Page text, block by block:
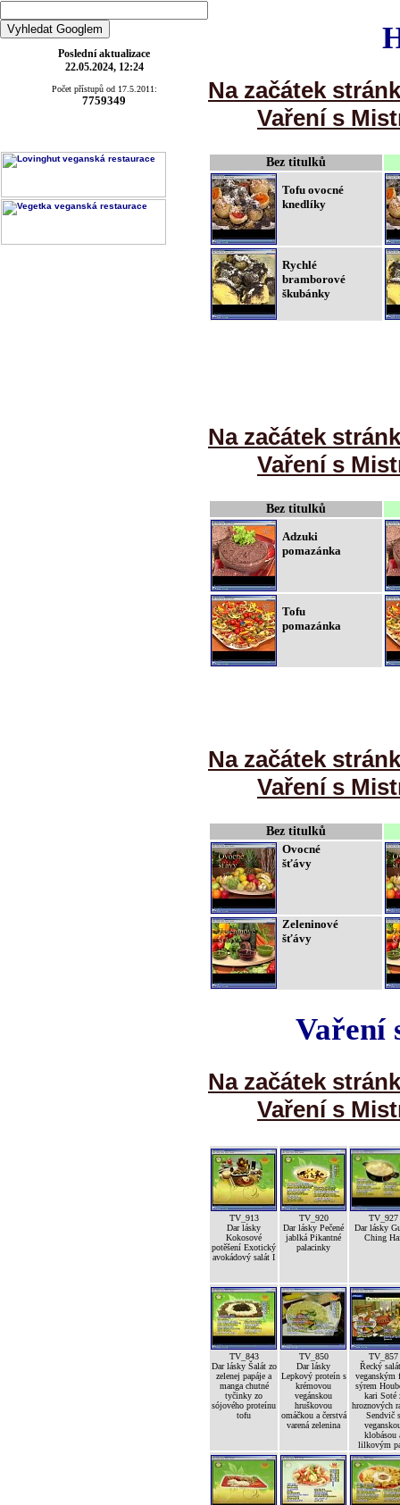
Poslední aktualizace
22.05.2024, 12:24
Počet přístupů od 17.5.2011:
7759349
Na začátek
Vaření s
Bez titulků
Tofu ovocné
knedlíky
Rychlé
bramborové
škubánky
Na začátek
Vaření s
Bez titulků
Adzuki
pomazánka
Tofu
pomazánka
Na začátek
Vaření s
Bez titulků
Ovocné
šťávy
Zeleninové
šťávy
Vaření
Na začátek
Vaření s
TV_913
Dar lásky
Kokosové
potěšení Exotický
avokádový salát I
TV_920
Dar lásky Pečené
jablká Pikantné
palacinky
TV_927
Dar lásky
Ching
TV_843
Dar lásky Šalát zo
zelenej papáje a
manga chutné
tyčinky zo
sójového proteínu
tofu
TV_850
Dar lásky
Lepkový proteín s
krémovou
vegánskou
hruškovou
omáčkou a čerstvá
varená zelenina
TV_857
Řecký
veganským
sýrem
kari Soté
hroznových
Sendvič s
klobásou
lilkovým